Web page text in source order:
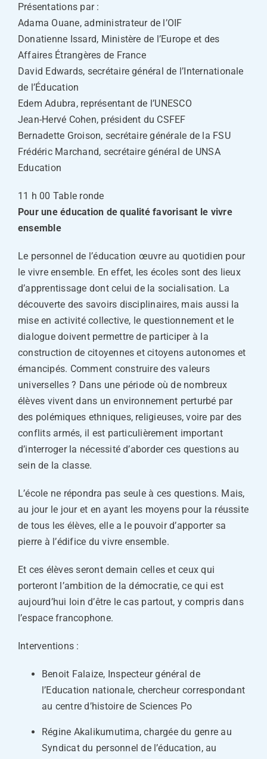
Présentations par :
Adama Ouane, administrateur de l’OIF
Donatienne Issard, Ministère de l’Europe et des
Affaires Étrangères de France
David Edwards, secrétaire général de l’Internationale
de l’Éducation
Edem Adubra, représentant de l’UNESCO
Jean-Hervé Cohen, président du CSFEF
Bernadette Groison, secrétaire générale de la FSU
Frédéric Marchand, secrétaire général de UNSA
Education
11 h 00 Table ronde
Pour une éducation de qualité favorisant le vivre
ensemble
Le personnel de l’éducation œuvre au quotidien pour
le vivre ensemble. En effet, les écoles sont des lieux
d’apprentissage dont celui de la socialisation. La
découverte des savoirs disciplinaires, mais aussi la
mise en activité collective, le questionnement et le
dialogue doivent permettre de participer à la
construction de citoyennes et citoyens autonomes et
émancipés. Comment construire des valeurs
universelles ? Dans une période où de nombreux
élèves vivent dans un environnement perturbé par
des polémiques ethniques, religieuses, voire par des
conflits armés, il est particulièrement important
d’interroger la nécessité d’aborder ces questions au
sein de la classe.
L’école ne répondra pas seule à ces questions. Mais,
au jour le jour et en ayant les moyens pour la réussite
de tous les élèves, elle a le pouvoir d’apporter sa
pierre à l’édifice du vivre ensemble.
Et ces élèves seront demain celles et ceux qui
porteront l’ambition de la démocratie, ce qui est
aujourd’hui loin d’être le cas partout, y compris dans
l’espace francophone.
Interventions :
Benoit Falaize, Inspecteur général de
l’Education nationale, chercheur correspondant
au centre d’histoire de Sciences Po
Régine Akalikumutima, chargée du genre au
Syndicat du personnel de l’éducation, au